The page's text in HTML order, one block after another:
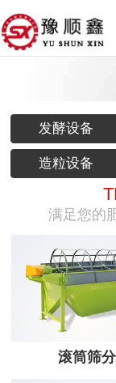
发酵设备
造粒设备
满足您的
滚筒筛